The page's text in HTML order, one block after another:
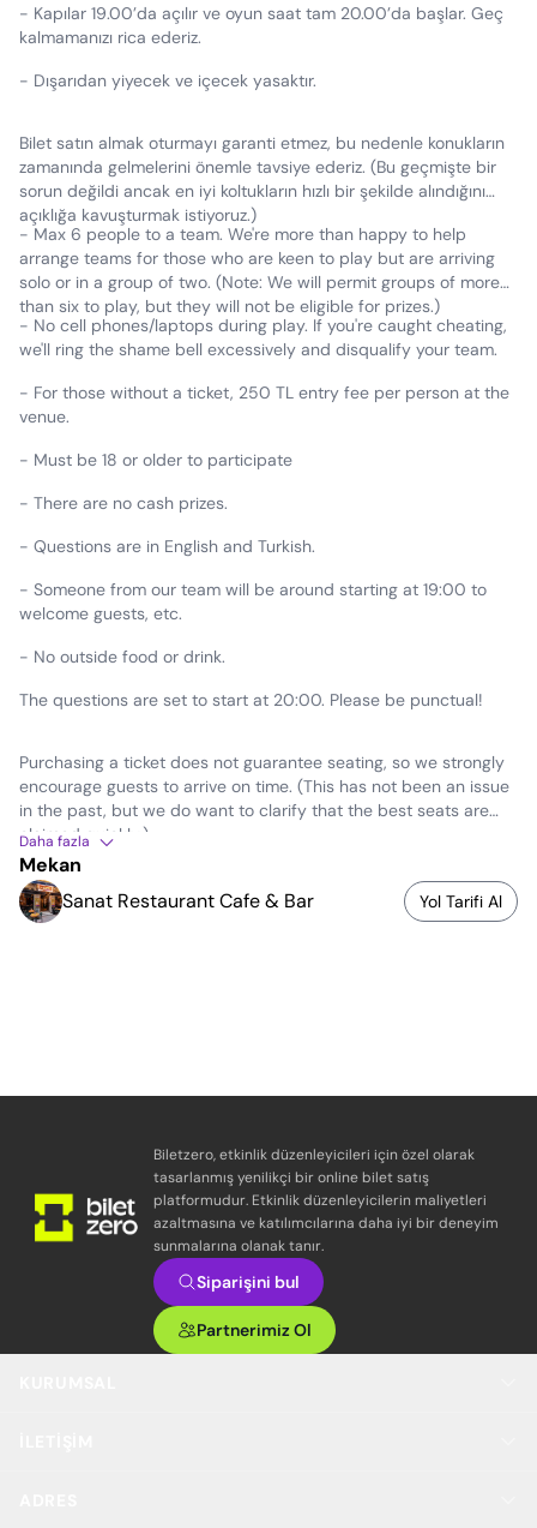
- Kapılar 19.00’da açılır ve oyun saat tam 20.00’da başlar. Geç
kalmamanızı rica ederiz.
- Dışarıdan yiyecek ve içecek yasaktır.
Bilet satın almak oturmayı garanti etmez, bu nedenle konukların
zamanında gelmelerini önemle tavsiye ederiz. (Bu geçmişte bir
sorun değildi ancak en iyi koltukların hızlı bir şekilde alındığını
açıklığa kavuşturmak istiyoruz.)
- Max 6 people to a team. We're more than happy to help
arrange teams for those who are keen to play but are arriving
solo or in a group of two. (Note: We will permit groups of more
than six to play, but they will not be eligible for prizes.)
- No cell phones/laptops during play. If you're caught cheating,
we'll ring the shame bell excessively and disqualify your team.
- For those without a ticket, 250 TL entry fee per person at the
venue.
- Must be 18 or older to participate
- There are no cash prizes.
- Questions are in English and Turkish.
- Someone from our team will be around starting at 19:00 to
welcome guests, etc.
- No outside food or drink.
The questions are set to start at 20:00. Please be punctual!
Purchasing a ticket does not guarantee seating, so we strongly
encourage guests to arrive on time. (This has not been an issue
in the past, but we do want to clarify that the best seats are
claimed quickly.)
Daha fazla
Mekan
Sanat Restaurant Cafe & Bar
Yol Tarifi Al
Biletzero, etkinlik düzenleyicileri için özel olarak
tasarlanmış yenilikçi bir online bilet satış
platformudur. Etkinlik düzenleyicilerin maliyetleri
azaltmasına ve katılımcılarına daha iyi bir deneyim
sunmalarına olanak tanır.
Siparişini bul
Partnerimiz Ol